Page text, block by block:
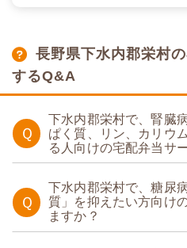
長野県下水内郡栄村
するQ&A
Ｑ
下水内郡栄村で、腎臓
ぱく質、リン、カリウ
る人向けの宅配弁当サ
Ｑ
下水内郡栄村で、糖尿
質」を抑えたい方向け
ますか？